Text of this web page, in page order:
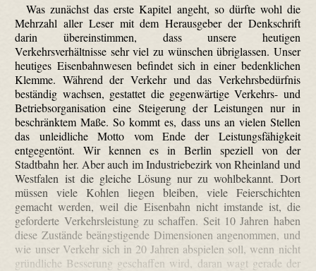
Was zunächst das erste Kapitel angeht, so dürfte wohl die
Mehrzahl aller Leser mit dem Herausgeber der Denkschrift
darin übereinstimmen, dass unsere heutigen
Verkehrsverhältnisse sehr viel zu wünschen übriglassen. Unser
heutiges Eisenbahnwesen befindet sich in einer bedenklichen
Klemme. Während der Verkehr und das Verkehrsbedürfnis
beständig wachsen, gestattet die gegenwärtige Verkehrs- und
Betriebsorganisation eine Steigerung der Leistungen nur in
beschränktem Maße. So kommt es, dass uns an vielen Stellen
das unleidliche Motto vom Ende der Leistungsfähigkeit
entgegen­tönt. Wir kennen es in Berlin speziell von der
Stadtbahn her. Aber auch im Industriebezirk von Rheinland und
Westfalen ist die gleiche Lösung nur zu wohlbekannt. Dort
müssen viele Kohlen liegen bleiben, viele Feierschichten
gemacht werden, weil die Eisenbahn nicht imstande ist, die
geforderte Verkehrsleistung zu schaffen. Seit 10 Jahren haben
diese Zustände beängstigende Dimensionen angenommen, und
wie unser Verkehr sich in 20 Jahren abspielen soll, wenn nicht
gründliche Besserung geschaffen wird, daran wagt gerade der